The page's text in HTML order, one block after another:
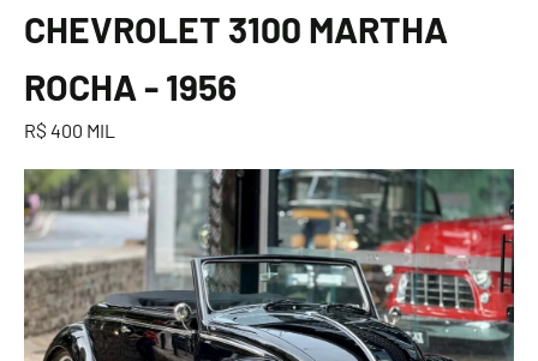
CHEVROLET 3100 MARTHA
ROCHA - 1956
R$ 400 MIL